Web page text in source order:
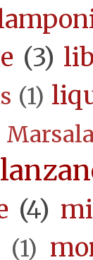
(3)
(1)
(4)
(1)